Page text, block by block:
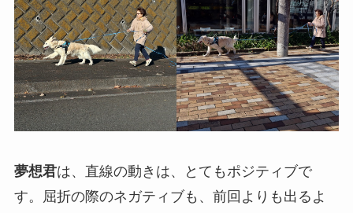
夢想君は、直線の動きは、とてもポジティブで
す。屈折の際のネガティブも、前回よりも出るよ